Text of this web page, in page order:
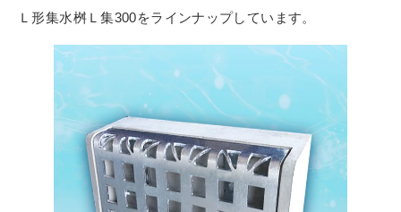
Ｌ形集水桝Ｌ集300をラインナップしています。